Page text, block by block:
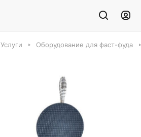
Услуги Оборудование для фаст-фуда